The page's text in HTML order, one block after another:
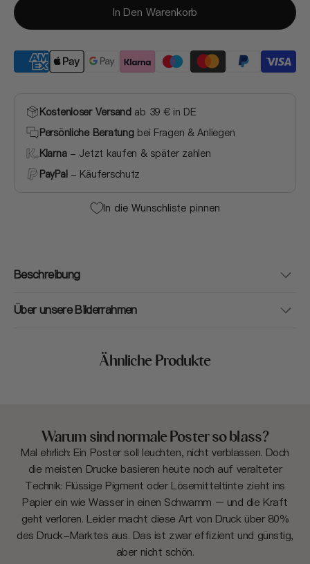
In Den Warenkorb
Kostenloser Versandab 39 € in DE
Persönliche Beratungbei Fragen & Anliegen
Klarna- Jetzt kaufen & später zahlen
PayPal- Käuferschutz
In die Wunschliste pinnen
Beschreibung
Über unsere Bilderrahmen
Ähnliche Produkte
Warum sind normale Poster so blass?
Mal ehrlich: Ein Poster soll leuchten, nicht verblassen. Doch
die meisten Drucke basieren heute noch auf veralteter
Technik: Flüssige Pigment oder Lösemitteltinte zieht ins
Papier ein wie Wasser in einen Schwamm – und die Kraft
geht verloren. Leider macht diese Art von Druck über 80%
des Druck-Marktes aus. Das ist zwar effizient und günstig,
aber nicht schön.